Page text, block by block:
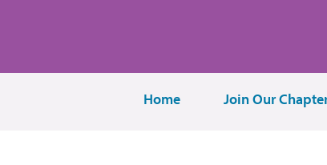
Home Join Our